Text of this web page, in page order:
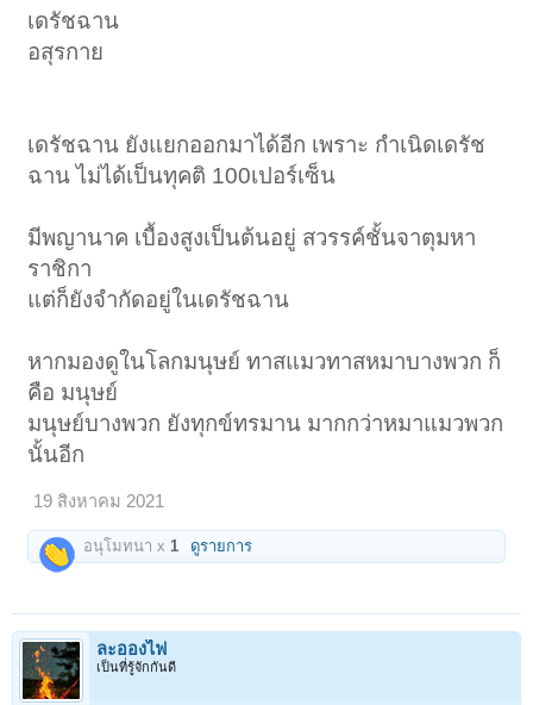
เดรัชฉาน
อสุรกาย
เดรัชฉาน ยังแยกออกมาได้อีก เพราะ กำเนิดเดรัช
ฉาน ไม่ได้เป็นทุคติ 100เปอร์เซ็น
มีพญานาค เบื้องสูงเป็นต้นอยู่ สวรรค์ชั้นจาตุมหา
ราชิกา
แต่ก็ยังจำกัดอยู่ในเดรัชฉาน
หากมองดูในโลกมนุษย์ ทาสแมวทาสหมาบางพวก ก็
คือ มนุษย์
มนุษย์บางพวก ยังทุกข์ทรมาน มากกว่าหมาแมวพวก
นั้นอีก
19 สิงหาคม 2021
อนุโมทนา x1 ดูรายการ
ละอองไฟ
เป็นที่รู้จักกันดี